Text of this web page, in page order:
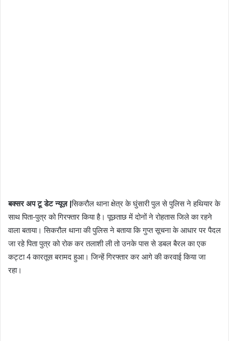
बक्सर अप टू डेट न्यूज़ |सिकरौल थाना क्षेत्र के घुंसारी पुल से पुलिस ने हथियार के
साथ पिता-पुत्र को गिरफ्तार किया है। पूछताछ में दोनों ने रोहतास जिले का रहने
वाला बताया। सिकरौल थाना की पुलिस ने बताया कि गुप्त सूचना के आधार पर पैदल
जा रहे पिता पुत्र को रोक कर तलाशी ली तो उनके पास से डबल बैरल का एक
कट्टा 4 कारतूस बरामद हुआ। जिन्हें गिरफ्तार कर आगे की करवाई किया जा
रहा।